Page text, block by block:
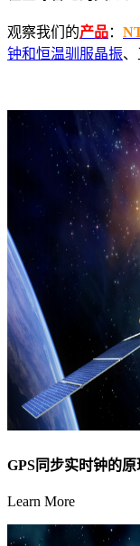
观察我们的产品：
钟和恒温驯服晶振、
GPS同步实时钟的原
Learn More